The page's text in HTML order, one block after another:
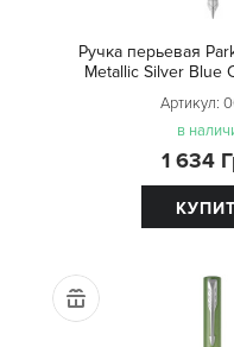
Ручка перьевая
Metallic Silver Blue
Артикул:
в
1 634